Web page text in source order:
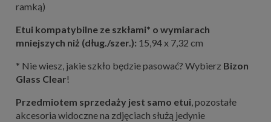
ramką)
Etui kompatybilne ze szkłami* o wymiarach
mniejszych niż (dług./szer.): 15,94 x 7,32 cm
* Nie wiesz, jakie szkło będzie pasować? Wybierz Bizon
Glass Clear!
Przedmiotem sprzedaży jest samo etui, pozostałe
akcesoria widoczne na zdjęciach służą jedynie